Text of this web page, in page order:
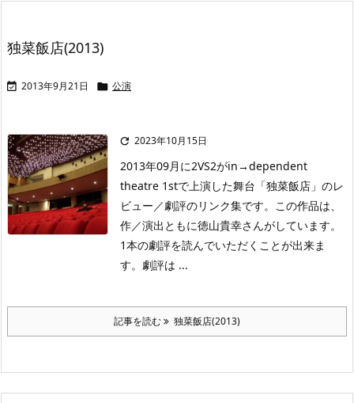
独菜飯店(2013)
 2013年9月21日  公演
 2023年10月15日
2013年09月に2VS2がin→dependent
theatre 1stで上演した舞台「独菜飯店」のレ
ビュー／劇評のリンク集です。この作品は、
作／演出ともに徳山貴幸さんがしています。
1本の劇評を読んでいただくことが出来ま
す。劇評は ...
記事を読む 独菜飯店(2013)